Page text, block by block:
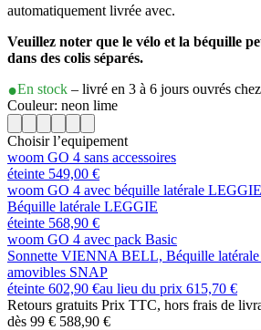
automatiquement livrée avec.
Veuillez noter que le vélo et la béquille
dans des colis séparés.
En stock – livré en 3 à 6 jours ouvrés
Couleur: neon lime
Choisir l’equipement
woom GO 4 sans accessoires
éteinte 549,00 €
woom GO 4 avec béquille latérale LEGGIE
Béquille latérale LEGGIE
éteinte 568,90 €
woom GO 4 avec pack Basic
Sonnette VIENNA BELL, Béquille
amovibles SNAP
éteinte 602,90 €au lieu du prix 615,70 €
Retours gratuits Prix TTC, hors frais de
dès 99 € 588,90 €